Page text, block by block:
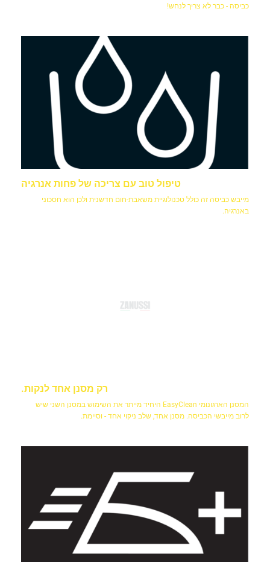
כביסה - כבר לא צריך לנחש!
טיפול טוב עם צריכה של פחות אנרגיה
מייבש כביסה זה כולל טכנולוגיית משאבת-חום חדשנית ולכן הוא חסכוני
באנרגיה.
רק מסנן אחד לנקות.
המסנן הארגונומי EasyClean היחיד מייתר את השימוש במסנן השני שיש
לרוב מייבשי הכביסה. מסנן אחד, שלב ניקוי אחד - וסיימת.